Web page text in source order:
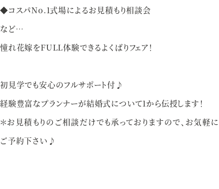
ベルクラシック甲府
055-254-1000
9：00〜18：00（無休）
◆コスパNo.1式場によるお見積もり相談会
など…
憧れ花嫁をFULL体験できるよくばりフェア！
初見学でも安心のフルサポート付♪
経験豊富なプランナーが結婚式について1から伝授します！
＊お見積もりのご相談だけでも承っておりますので、お気軽に
ご予約下さい♪